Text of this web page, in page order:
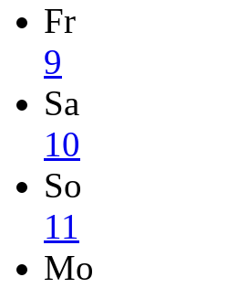
Fr
9
Sa
10
So
11
Mo